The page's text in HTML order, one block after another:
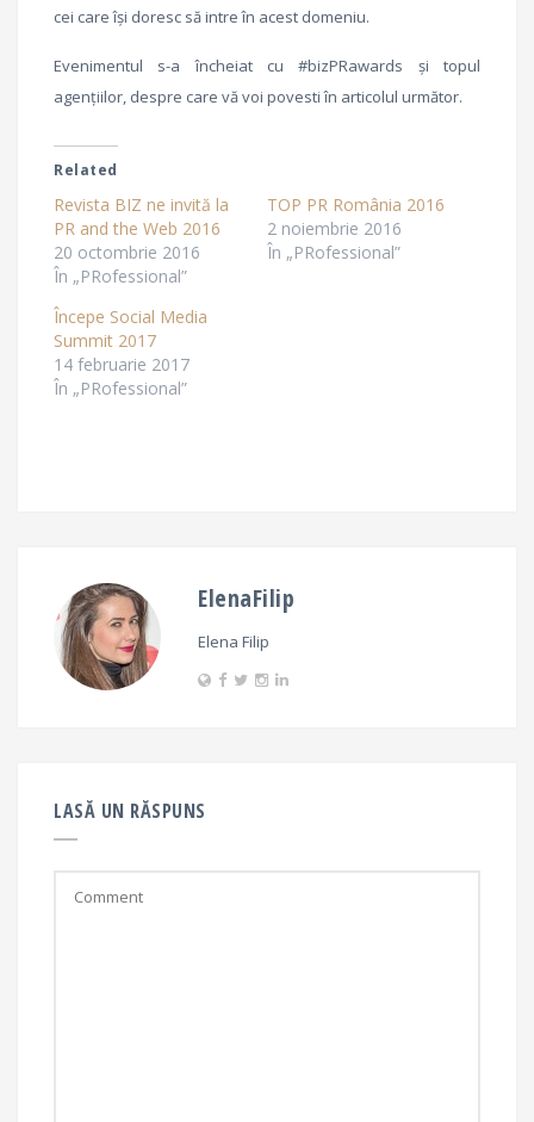
cei care își doresc să intre în acest domeniu.
Evenimentul s-a încheiat cu #bizPRawards și topul
agențiilor, despre care vă voi povesti în articolul următor.
Related
Revista BIZ ne invită la
PR and the Web 2016
20 octombrie 2016
În „PRofessional”
TOP PR România 2016
2 noiembrie 2016
În „PRofessional”
Începe Social Media
Summit 2017
14 februarie 2017
În „PRofessional”
ElenaFilip
Elena Filip
LASĂ UN RĂSPUNS